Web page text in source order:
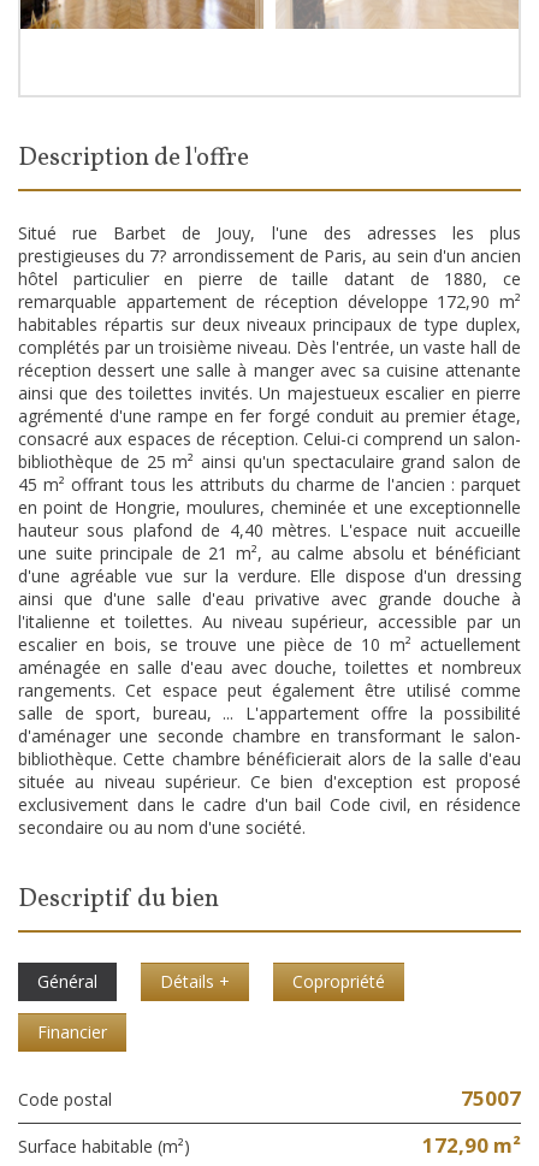
description de l'offre
Situé rue Barbet de Jouy, l'une des adresses les plus
prestigieuses du 7? arrondissement de Paris, au sein d'un ancien
hôtel particulier en pierre de taille datant de 1880, ce
remarquable appartement de réception développe 172,90 m²
habitables répartis sur deux niveaux principaux de type duplex,
complétés par un troisième niveau. Dès l'entrée, un vaste hall de
réception dessert une salle à manger avec sa cuisine attenante
ainsi que des toilettes invités. Un majestueux escalier en pierre
agrémenté d'une rampe en fer forgé conduit au premier étage,
consacré aux espaces de réception. Celui-ci comprend un salon-
bibliothèque de 25 m² ainsi qu'un spectaculaire grand salon de
45 m² offrant tous les attributs du charme de l'ancien : parquet
en point de Hongrie, moulures, cheminée et une exceptionnelle
hauteur sous plafond de 4,40 mètres. L'espace nuit accueille
une suite principale de 21 m², au calme absolu et bénéficiant
d'une agréable vue sur la verdure. Elle dispose d'un dressing
ainsi que d'une salle d'eau privative avec grande douche à
l'italienne et toilettes. Au niveau supérieur, accessible par un
escalier en bois, se trouve une pièce de 10 m² actuellement
aménagée en salle d'eau avec douche, toilettes et nombreux
rangements. Cet espace peut également être utilisé comme
salle de sport, bureau, ... L'appartement offre la possibilité
d'aménager une seconde chambre en transformant le salon-
bibliothèque. Cette chambre bénéficierait alors de la salle d'eau
située au niveau supérieur. Ce bien d'exception est proposé
exclusivement dans le cadre d'un bail Code civil, en résidence
secondaire ou au nom d'une société.
descriptif du bien
Général Détails + Copropriété
Financier
Code postal 75007
Surface habitable (m²) 172,90 m²